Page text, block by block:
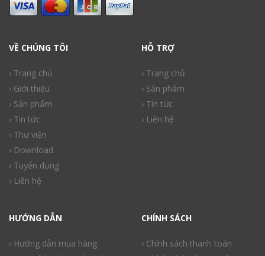
VỀ CHÚNG TÔI
› Trang chủ
› Giới thiệu
› Sản phẩm
› Tin tức
› Thư viện
› Download
› Tuyển dụng
› Liên hệ
HỖ TRỢ
› Trang chủ
› Sản phẩm
› Tin tức
› Liên hệ
HƯỚNG DẪN
› Hướng dẫn mua hàng
CHÍNH SÁCH
› Chính sách thanh toán